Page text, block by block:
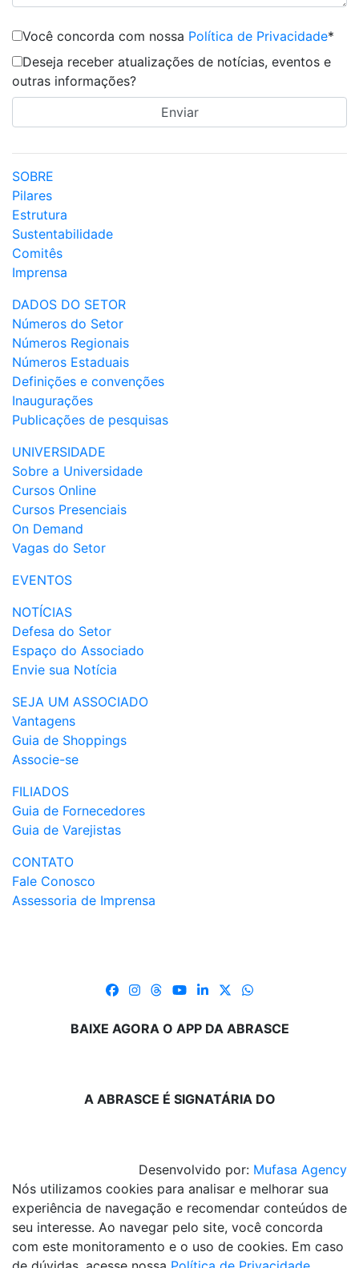
Você concorda com nossa Política de Privacidade*
Deseja receber atualizações de notícias, eventos e
outras informações?
SOBRE
Pilares
Estrutura
Sustentabilidade
Comitês
Imprensa
DADOS DO SETOR
Números do Setor
Números Regionais
Números Estaduais
Definições e convenções
Inaugurações
Publicações de pesquisas
UNIVERSIDADE
Sobre a Universidade
Cursos Online
Cursos Presenciais
On Demand
Vagas do Setor
EVENTOS
NOTÍCIAS
Defesa do Setor
Espaço do Associado
Envie sua Notícia
SEJA UM ASSOCIADO
Vantagens
Guia de Shoppings
Associe-se
FILIADOS
Guia de Fornecedores
Guia de Varejistas
CONTATO
Fale Conosco
Assessoria de Imprensa
BAIXE AGORA O APP DA ABRASCE
A ABRASCE É SIGNATÁRIA DO
Desenvolvido por: Mufasa Agency
Nós utilizamos cookies para analisar e melhorar sua
experiência de navegação e recomendar conteúdos de
seu interesse. Ao navegar pelo site, você concorda
com este monitoramento e o uso de cookies. Em caso